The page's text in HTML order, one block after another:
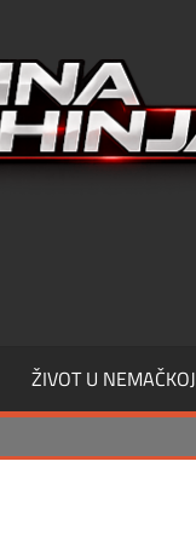
ŽIVOT U NEMAČKOJ